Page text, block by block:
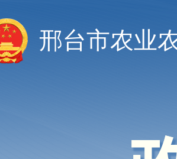
邢台市农业